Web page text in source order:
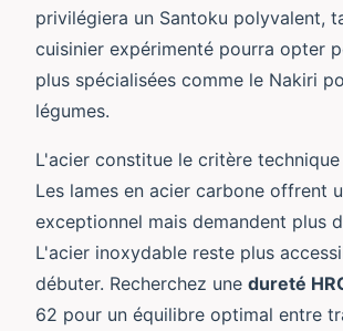
privilégiera un Santoku polyvalent,
cuisinier expérimenté pourra opter
plus spécialisées comme le Nakiri
légumes.
L'acier constitue le critère
Les lames en acier carbone offrent
exceptionnel mais demandent plus
L'acier inoxydable reste plus
débuter. Recherchez une dureté
62 pour un équilibre optimal entre